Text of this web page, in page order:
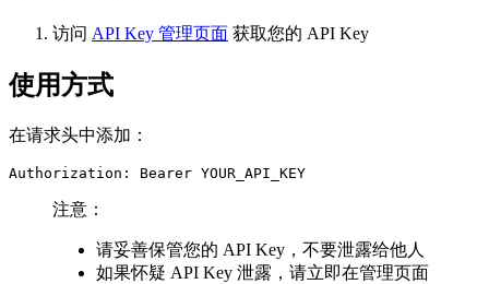
访问 API Key 管理页面 获取您的 API Key
使用方式
在请求头中添加：
Authorization: Bearer YOUR_API_KEY
注意：
请妥善保管您的 API Key，不要泄露给他人
如果怀疑 API Key 泄露，请立即在管理页面